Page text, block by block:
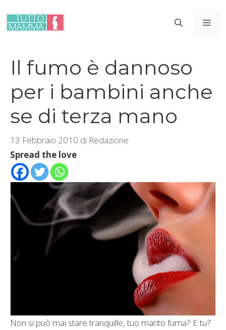
contenuto
Il fumo è dannoso
per i bambini anche
se di terza mano
13 Febbraio 2010 di Redazione
Spread the love
Non si può mai stare tranquille, tuo marito fuma? E tu?